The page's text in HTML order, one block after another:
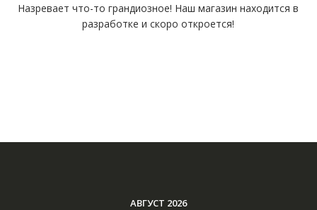
Назревает что-то грандиозное! Наш магазин находится в
разработке и скоро откроется!
АВГУСТ 2026